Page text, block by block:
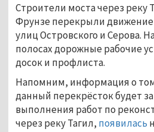
Строители моста через реку
Фрунзе перекрыли
улиц Островского и Серова.
полосах дорожные рабочие
досок и профлиста.
Напомним, информация о том,
данный перекрёсток будет
выполнения работ по
через реку Тагил, появилась